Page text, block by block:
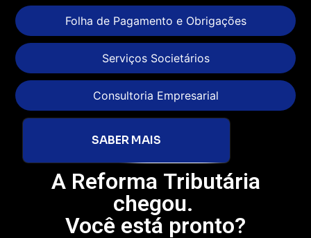
Folha de Pagamento e Obrigações
Serviços Societários
Consultoria Empresarial
SABER MAIS
A Reforma Tributária
chegou.
Você está pronto?